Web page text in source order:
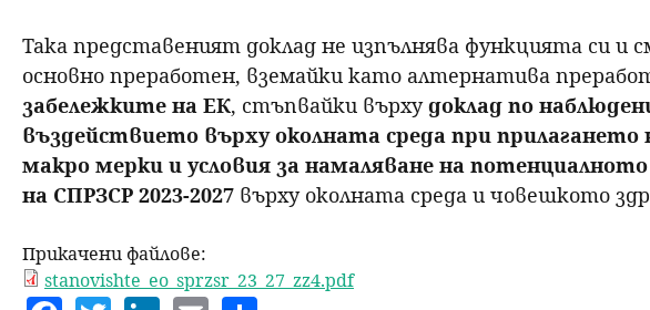
Така представеният доклад не изпълнява функцията си и
основно преработен, вземайки като алтернатива
забележките на ЕК, стъпвайки върхудоклад по
въздействието върху околната среда при прилагането
макро мерки и условия за намаляване на
на СПРЗСР 2023-2027 върху околната среда и човешкото
Прикачени файлове:
stanovishte_eo_sprzsr_23_27_zz4.pdf